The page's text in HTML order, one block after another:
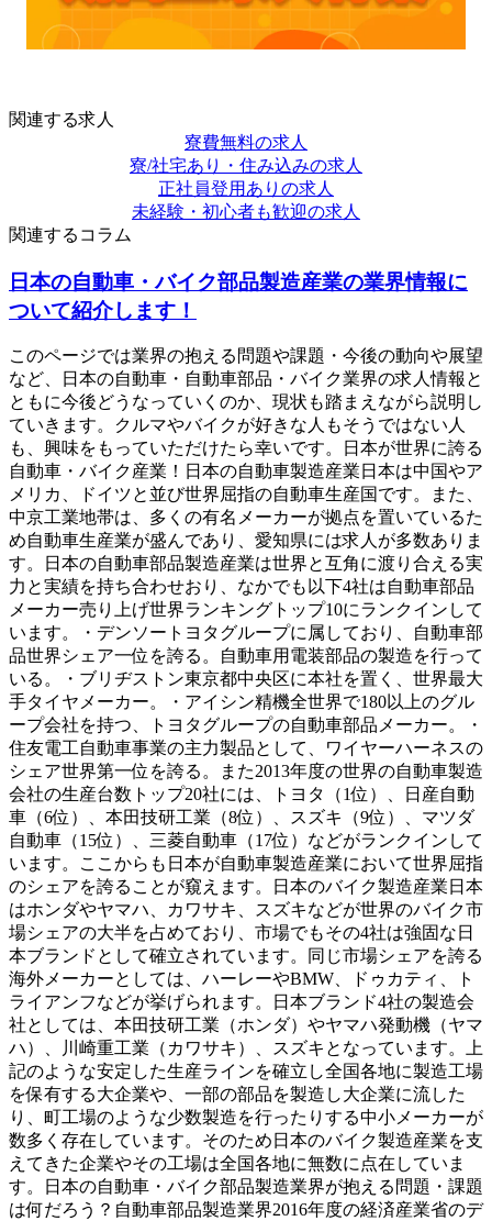
関連する求人
寮費無料の求人
寮/社宅あり・住み込みの求人
正社員登用ありの求人
未経験・初心者も歓迎の求人
関連するコラム
日本の自動車・バイク部品製造産業の業界情報に
ついて紹介します！
このページでは業界の抱える問題や課題・今後の動向や展望
など、日本の自動車・自動車部品・バイク業界の求人情報と
ともに今後どうなっていくのか、現状も踏まえながら説明し
ていきます。クルマやバイクが好きな人もそうではない人
も、興味をもっていただけたら幸いです。日本が世界に誇る
自動車・バイク産業！日本の自動車製造産業日本は中国やア
メリカ、ドイツと並び世界屈指の自動車生産国です。また、
中京工業地帯は、多くの有名メーカーが拠点を置いているた
め自動車生産業が盛んであり、愛知県には求人が多数ありま
す。日本の自動車部品製造産業は世界と互角に渡り合える実
力と実績を持ち合わせおり、なかでも以下4社は自動車部品
メーカー売り上げ世界ランキングトップ10にランクインして
います。・デンソートヨタグループに属しており、自動車部
品世界シェア一位を誇る。自動車用電装部品の製造を行って
いる。・ブリヂストン東京都中央区に本社を置く、世界最大
手タイヤメーカー。・アイシン精機全世界で180以上のグル
ープ会社を持つ、トヨタグループの自動車部品メーカー。・
住友電工自動車事業の主力製品として、ワイヤーハーネスの
シェア世界第一位を誇る。また2013年度の世界の自動車製造
会社の生産台数トップ20社には、トヨタ（1位）、日産自動
車（6位）、本田技研工業（8位）、スズキ（9位）、マツダ
自動車（15位）、三菱自動車（17位）などがランクインして
います。ここからも日本が自動車製造産業において世界屈指
のシェアを誇ることが窺えます。日本のバイク製造産業日本
はホンダやヤマハ、カワサキ、スズキなどが世界のバイク市
場シェアの大半を占めており、市場でもその4社は強固な日
本ブランドとして確立されています。同じ市場シェアを誇る
海外メーカーとしては、ハーレーやBMW、ドゥカティ、ト
ライアンフなどが挙げられます。日本ブランド4社の製造会
社としては、本田技研工業（ホンダ）やヤマハ発動機（ヤマ
ハ）、川崎重工業（カワサキ）、スズキとなっています。上
記のような安定した生産ラインを確立し全国各地に製造工場
を保有する大企業や、一部の部品を製造し大企業に流した
り、町工場のような少数製造を行ったりする中小メーカーが
数多く存在しています。そのため日本のバイク製造産業を支
えてきた企業やその工場は全国各地に無数に点在していま
す。日本の自動車・バイク部品製造業界が抱える問題・課題
は何だろう？自動車部品製造業界2016年度の経済産業省のデ